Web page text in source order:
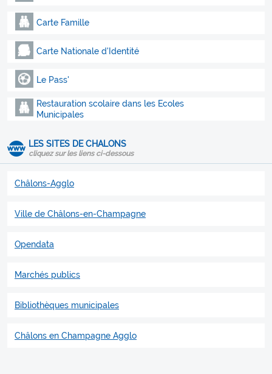
Carte Famille
Carte Nationale d'Identité
Le Pass'
Restauration scolaire dans les Ecoles
Municipales
LES SITES DE CHALONS
cliquez sur les liens ci-dessous
Châlons-Agglo
Ville de Châlons-en-Champagne
Opendata
Marchés publics
Bibliothèques municipales
Châlons en Champagne Agglo